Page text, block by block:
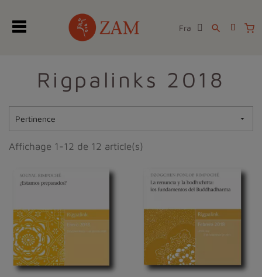
Fra search
Rigpalinks 2018
Pertinence 
Affichage 1-12 de 12 article(s)